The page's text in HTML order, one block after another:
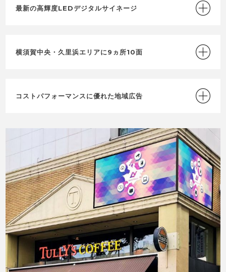
最新の高輝度LEDデジタルサイネージ
横須賀中央・久里浜エリアに9ヵ所10面
コストパフォーマンスに優れた地域広告